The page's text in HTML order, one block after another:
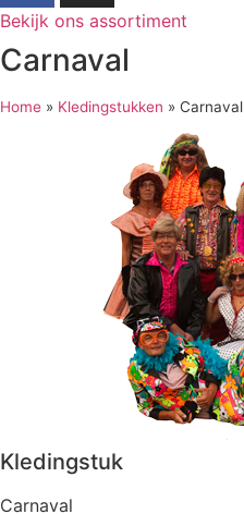
Bekijk ons assortiment
Carnaval
Home » Kledingstukken » Carnaval
Kledingstuk
Carnaval